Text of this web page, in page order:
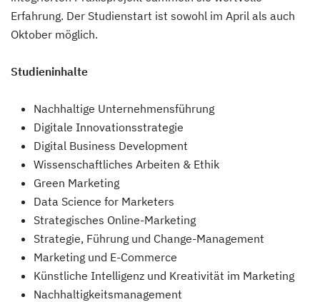
Erfahrung. Der Studienstart ist sowohl im April als auch
Oktober möglich.
Studieninhalte
Nachhaltige Unternehmensführung
Digitale Innovationsstrategie
Digital Business Development
Wissenschaftliches Arbeiten & Ethik
Green Marketing
Data Science for Marketers
Strategisches Online-Marketing
Strategie, Führung und Change-Management
Marketing und E-Commerce
Künstliche Intelligenz und Kreativität im Marketing
Nachhaltigkeitsmanagement